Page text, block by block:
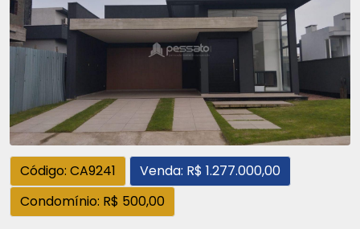
Código: CA9241
Venda: R$ 1.277.000,00
Condomínio: R$ 500,00